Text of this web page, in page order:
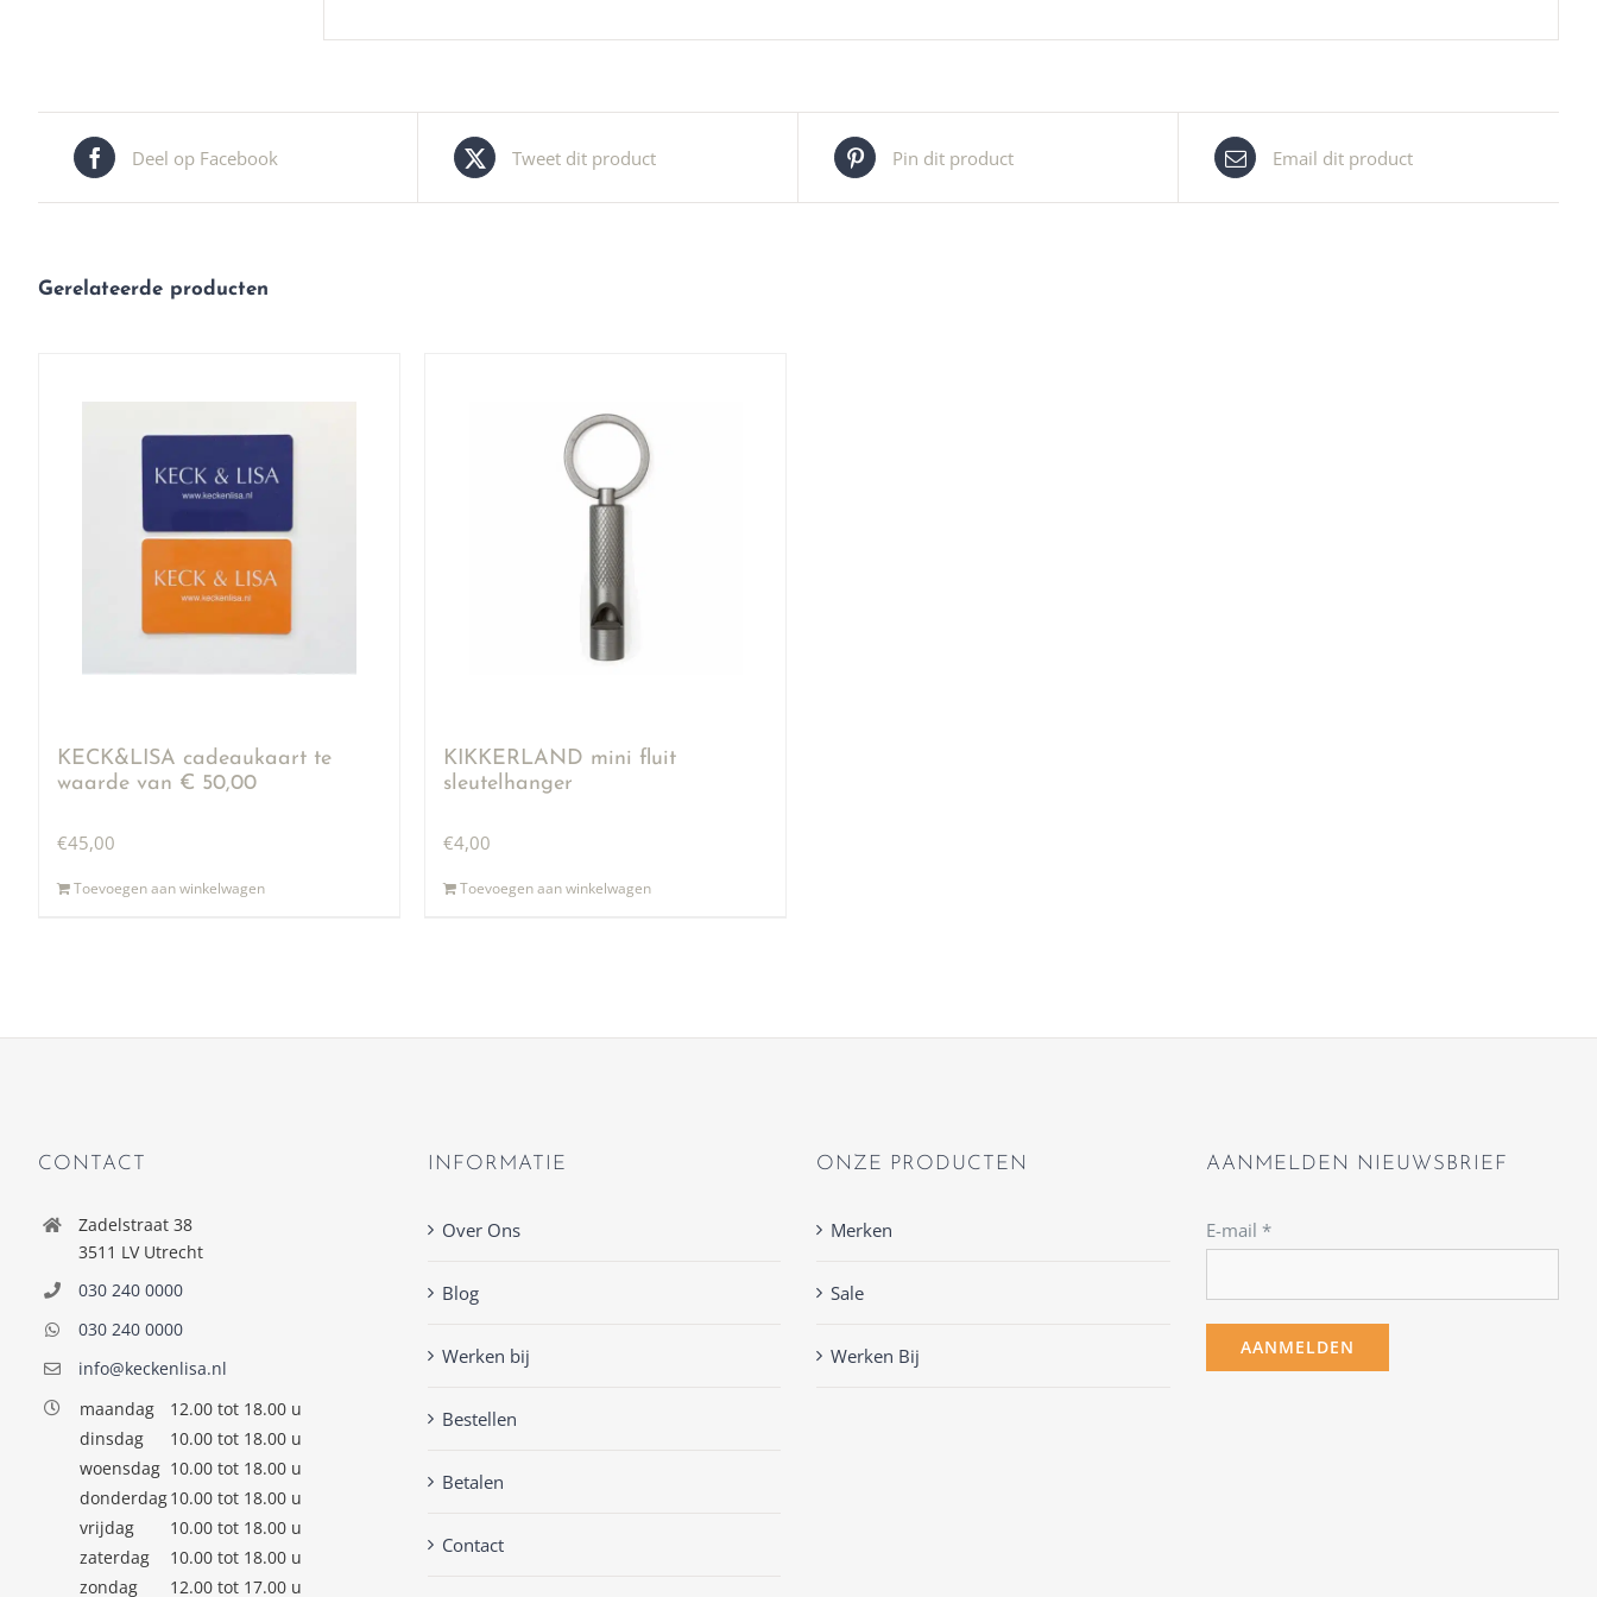
Deel op Facebook Tweet dit product Pin dit product Email dit product
Gerelateerde producten
KECK&LISA cadeaukaart te
waarde van € 50,00
€45,00
Toevoegen aan winkelwagen
KIKKERLAND mini fluit
sleutelhanger
€4,00
Toevoegen aan winkelwagen
CONTACT
Zadelstraat 38
3511 LV Utrecht
030 240 0000
030 240 0000
info@keckenlisa.nl
maandag
12.00 tot 18.00 u
dinsdag
10.00 tot 18.00 u
woensdag 10.00 tot 18.00 u
donderdag10.00 tot 18.00 u
vrijdag
10.00 tot 18.00 u
zaterdag
10.00 tot 18.00 u
zondag
12.00 tot 17.00 u
INFORMATIE
Over Ons
Blog
Werken bij
Bestellen
Betalen
Contact
ONZE PRODUCTEN
Merken
Sale
Werken Bij
AANMELDEN NIEUWSBRIEF
E-mail *